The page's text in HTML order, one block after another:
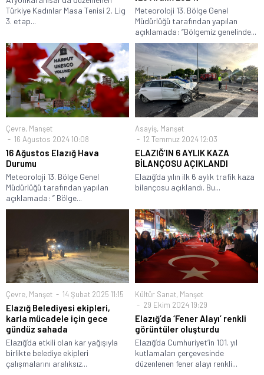
Türkiye Kadınlar Masa Tenisi 2. Lig
3. etap...
Meteoroloji 13. Bölge Genel
Müdürlüğü tarafından yapılan
açıklamada: “Bölgemiz genelinde...
Çevre, Manşet
16 Ağustos 2024 10:08
16 Ağustos Elazığ Hava
Durumu
Meteoroloji 13. Bölge Genel
Müdürlüğü tarafından yapılan
açıklamada: ” Bölge...
Asayiş, Manşet
12 Temmuz 2024 12:03
ELAZIĞ’IN 6 AYLIK KAZA
BİLANÇOSU AÇIKLANDI
Elazığ’da yılın ilk 6 aylık trafik kaza
bilançosu açıklandı. Bu...
Çevre, Manşet 14 Şubat 2025 11:15
Elazığ Belediyesi ekipleri,
karla mücadele için gece
gündüz sahada
Elazığ’da etkili olan kar yağışıyla
birlikte belediye ekipleri
çalışmalarını aralıksız...
Kültür Sanat, Manşet
29 Ekim 2024 19:29
Elazığ’da ‘Fener Alayı’ renkli
görüntüler oluşturdu
Elazığ’da Cumhuriyet’in 101. yıl
kutlamaları çerçevesinde
düzenlenen fener alayı renkli...